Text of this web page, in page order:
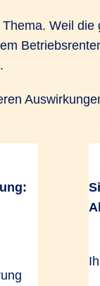
Consent
und
der
Weil